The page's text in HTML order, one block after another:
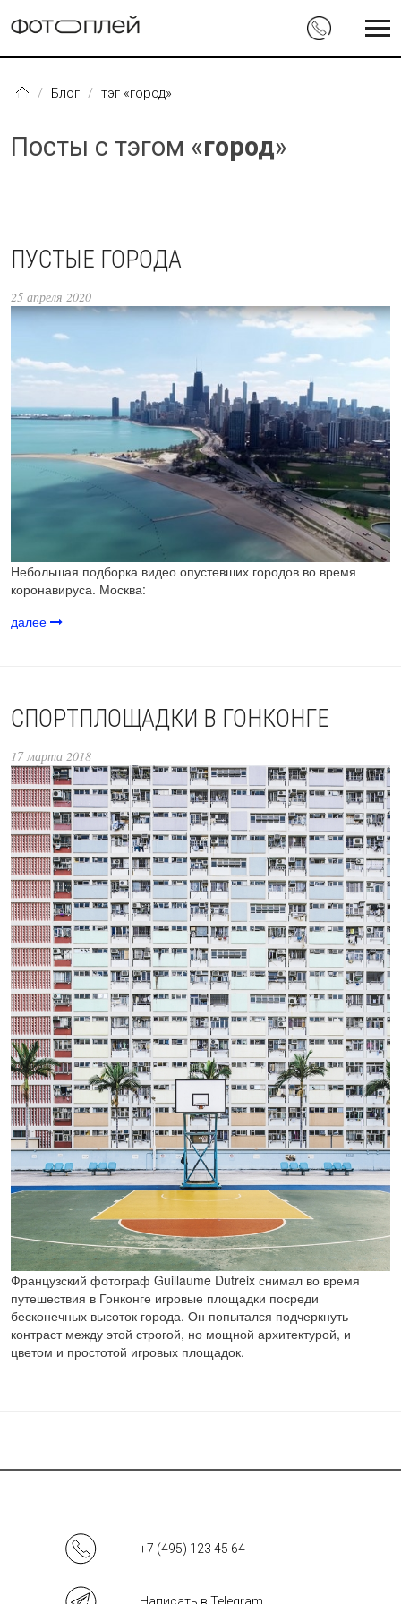
Блог тэг «город»
Посты с тэгом «город»
ПУСТЫЕ ГОРОДА
25 апреля 2020
Небольшая подборка видео опустевших городов во время
коронавируса. Москва:
далее
СПОРТПЛОЩАДКИ В ГОНКОНГЕ
17 марта 2018
Французский фотограф Guillaume Dutreix снимал во время
путешествия в Гонконге игровые площадки посреди
бесконечных высоток города. Он попытался подчеркнуть
контраст между этой строгой, но мощной архитектурой, и
цветом и простотой игровых площадок.
+7 (495) 123 45 64